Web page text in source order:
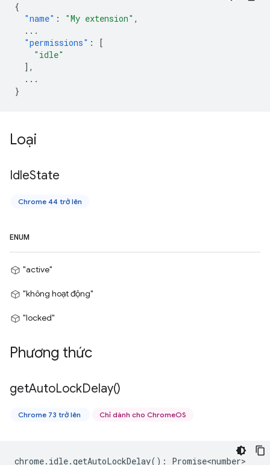
{
"name" : "My extension" ,
...
"permissions" :
[
"idle"
],
...
}
Loại
IdleState
Chrome 44 trở lên
ENUM
"active"
"không hoạt động"
"locked"
Phương thức
getAutoLockDelay()
Chrome 73 trở lên Chỉ dành cho ChromeOS
chrome. idle.getAutoLockDelay() : Promise<number>